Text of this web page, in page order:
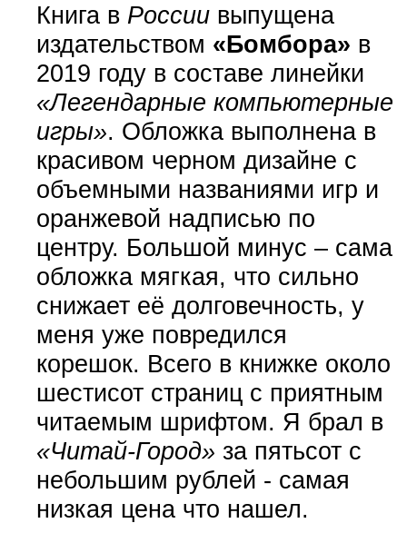
Книга в Россиивыпущена
издательством «Бомбора» в
2019 году в составе линейки
«Легендарные компьютерные
игры». Обложка выполнена в
красивом черном дизайне с
объемными названиями игр и
оранжевой надписью по
центру. Большой минус – сама
обложка мягкая, что сильно
снижает её долговечность, у
меня уже повредился
корешок. Всего в книжке около
шестисот страниц с приятным
читаемым шрифтом. Я брал в
«Читай-Город» за пятьсот с
небольшим рублей - самая
низкая цена что нашел.